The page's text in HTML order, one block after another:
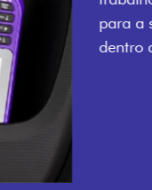
luvas com iluminação